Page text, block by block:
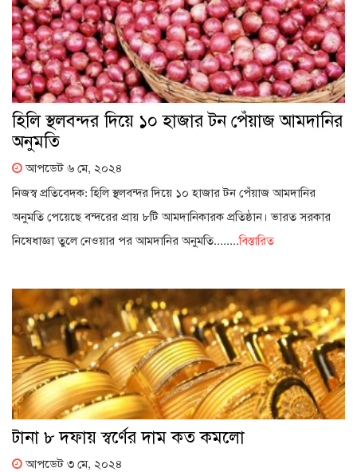
হিলি স্থলবন্দর দিয়ে ১০ হাজার টন পেঁয়াজ আমদানির
অনুমতি
আপডেট ৬ মে, ২০২৪
নিজস্ব প্রতিবেদক: হিলি স্থলবন্দর দিয়ে ১০ হাজার টন পেঁয়াজ আমদানির
অনুমতি পেয়েছে বন্দরের প্রায় ৮টি আমদানিকারক প্রতিষ্ঠান। ভারত সরকার
নিষেধাজ্ঞা তুলে নেওয়ার পর আমদানির অনুমতি........বিস্তারিত
টানা ৮ দফায় স্বর্ণের দাম কত কমলো
আপডেট ৩ মে, ২০২৪